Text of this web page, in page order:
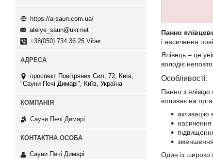
Панно
і насичення
Ялівець – це
володіє
Особливості:
Панно з ялівцю
впливає на
активацію
насичення
зменшення
Один із широко
https://a-saun.com.ua/
atelye_saun@ukr.net
+38(050) 734 36 25 Viber
проспект Повітряних Сил, 72, Київ,
"Сауни Печі Димарі", Київ, Україна
Сауни Печі Димарі
Сауни Печі Димарі